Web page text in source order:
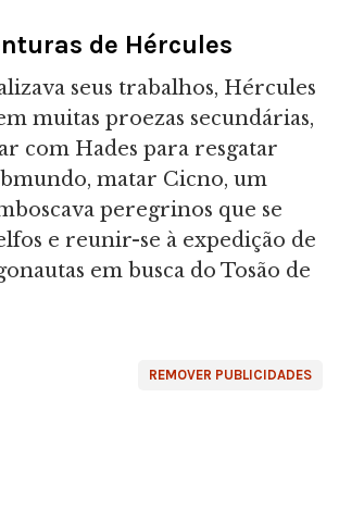
de Hércules
seus trabalhos, Hércules
muitas proezas secundárias,
com Hades para resgatar
matar Cicno, um
peregrinos que se
e reunir-se à expedição de
em busca do Tosão de
REMOVER PUBLICIDADES